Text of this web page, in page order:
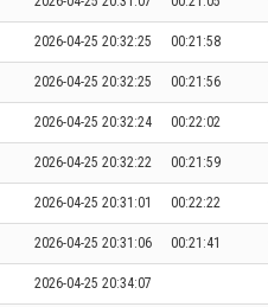
2026-04-25 20:32:25 00:21:58
2026-04-25 20:32:25 00:21:56
2026-04-25 20:32:24 00:22:02
2026-04-25 20:32:22 00:21:59
2026-04-25 20:31:01 00:22:22
2026-04-25 20:31:06 00:21:41
2026-04-25 20:34:07